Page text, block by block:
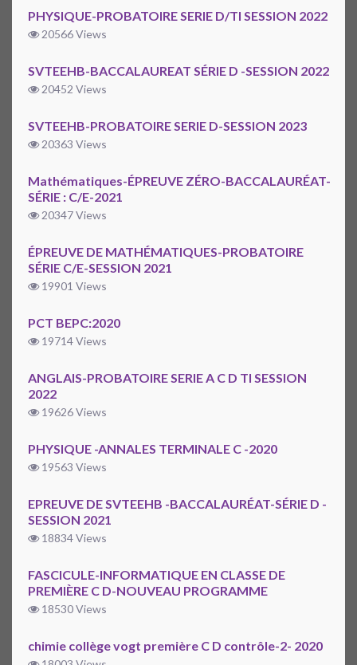
PHYSIQUE-PROBATOIRE SERIE D/TI SESSION 2022
20566 Views
SVTEEHB-BACCALAUREAT SÉRIE D -SESSION 2022
20452 Views
SVTEEHB-PROBATOIRE SERIE D-SESSION 2023
20363 Views
Mathématiques-ÉPREUVE ZÉRO-BACCALAURÉAT-
SÉRIE : C/E-2021
20347 Views
ÉPREUVE DE MATHÉMATIQUES-PROBATOIRE
SÉRIE C/E-SESSION 2021
19901 Views
PCT BEPC:2020
19714 Views
ANGLAIS-PROBATOIRE SERIE A C D TI SESSION
2022
19626 Views
PHYSIQUE -ANNALES TERMINALE C -2020
19563 Views
EPREUVE DE SVTEEHB -BACCALAURÉAT-SÉRIE D -
SESSION 2021
18834 Views
FASCICULE-INFORMATIQUE EN CLASSE DE
PREMIÈRE C D-NOUVEAU PROGRAMME
18530 Views
chimie collège vogt première C D contrôle-2- 2020